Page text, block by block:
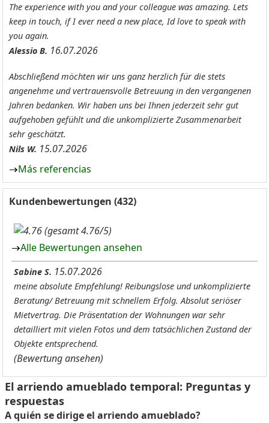
The experience with you and your colleague was amazing. Lets
keep in touch, if I ever need a new place, Id love to speak with
you again.
Alessio B. 16.07.2026
Abschließend möchten wir uns ganz herzlich für die stets
angenehme und vertrauensvolle Betreuung in den vergangenen
Jahren bedanken. Wir haben uns bei Ihnen jederzeit sehr gut
aufgehoben gefühlt und die unkomplizierte Zusammenarbeit
sehr geschätzt.
Nils W. 15.07.2026
Más referencias
Kundenbewertungen (432)
(gesamt 4.76/5)
Alle Bewertungen ansehen
Sabine S. 15.07.2026
meine absolute Empfehlung! Reibungslose und unkomplizierte
Beratung/ Betreuung mit schnellem Erfolg. Absolut seriöser
Mietvertrag. Die Präsentation der Wohnungen war sehr
detailliert mit vielen Fotos und dem tatsächlichen Zustand der
Objekte entsprechend.
(Bewertung ansehen)
El arriendo amueblado temporal: Preguntas y
respuestas
A quién se dirige el arriendo amueblado?